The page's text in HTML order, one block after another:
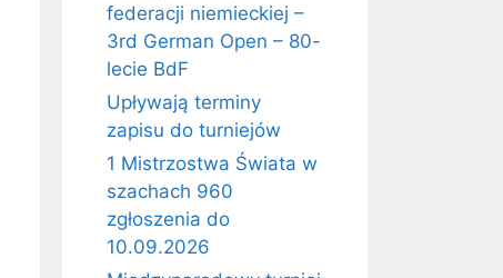
federacji niemieckiej –
3rd German Open – 80-
lecie BdF
Upływają terminy
zapisu do turniejów
1 Mistrzostwa Świata w
szachach 960
zgłoszenia do
10.09.2026